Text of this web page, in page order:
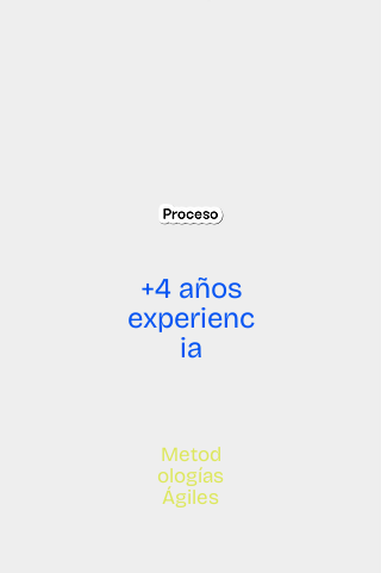
+4 años
experienc
ia
Metod
ologías
Ágiles